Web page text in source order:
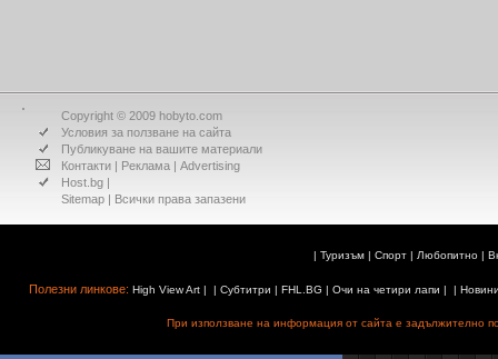
Copyright © 2009 hobyto.com
Условия за ползване на сайта
Публикуване на вашите материали
Контакти | Реклама | Advertising
Host.bg |
Sitemap | Всички права запазени
| Туризъм| Спорт| Любопитно|
Полезни линкове: High View Art| | Субтитри | FHL.BG | Очи на четири лапи | |
При използване на информация от сайта е задължително